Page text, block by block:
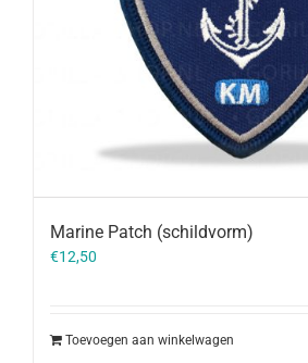
Marine Patch (schildvorm)
€12,50
Toevoegen aan winkelwagen